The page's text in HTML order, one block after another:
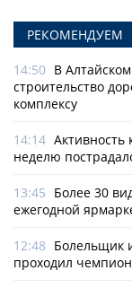
РЕКОМЕНДУЕМ
14:50 В
строительство
комплексу
14:14 Активность
неделю
13:45 Более 30
ежегодной
12:48 Болельщик
проходил